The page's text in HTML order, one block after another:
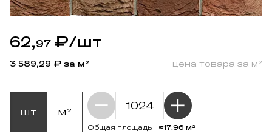
62,97 ₽/шт
3 589,29 ₽ за м² цена товара за м²
шт м²
Общая площадь
≈17.96 м²